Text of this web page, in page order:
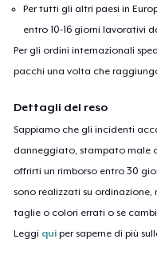
Per tutti gli altri paesi in
entro 10-16 giorni lavorativi
Per gli ordini internazionali
pacchi una volta che
Dettagli del reso
Sappiamo che gli incidenti
danneggiato, stampato male
offrirti un rimborso entro 30
sono realizzati su
taglie o colori errati o se
Leggi qui per saperne di più